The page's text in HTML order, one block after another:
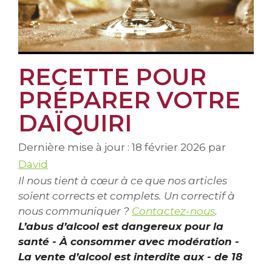
RECETTE POUR
PRÉPARER VOTRE
DAÏQUIRI
Dernière mise à jour : 18 février 2026 par
David
Il nous tient à cœur à ce que nos articles
soient corrects et complets. Un correctif à
nous communiquer ? Contactez-nous.
L’abus d’alcool est dangereux pour la
santé - À consommer avec modération -
La vente d’alcool est interdite aux - de 18